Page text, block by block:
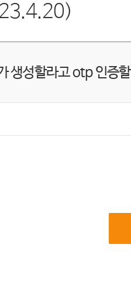
생성할라고 otp 인증